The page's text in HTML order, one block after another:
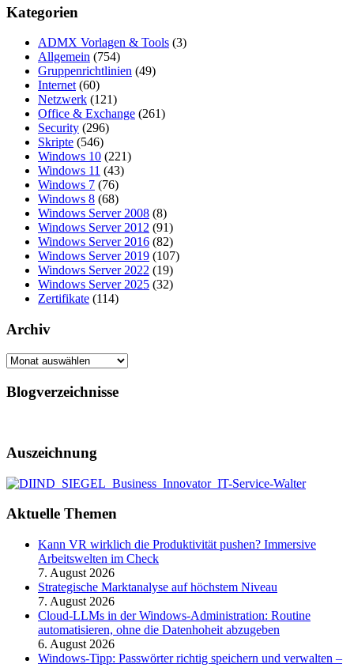
Kategorien
ADMX Vorlagen & Tools (3)
Allgemein (754)
Gruppenrichtlinien (49)
Internet(60)
Netzwerk (121)
Office & Exchange (261)
Security (296)
Skripte (546)
Windows 10 (221)
Windows 11 (43)
Windows 7 (76)
Windows 8 (68)
Windows Server 2008 (8)
Windows Server 2012 (91)
Windows Server 2016 (82)
Windows Server 2019 (107)
Windows Server 2022 (19)
Windows Server 2025 (32)
Zertifikate (114)
Archiv
Archiv
Blogverzeichnisse
Auszeichnung
Aktuelle Themen
Kann VR wirklich die Produktivität pushen? Immersive
Arbeitswelten im Check
7. August 2026
Strategische Marktanalyse auf höchstem Niveau
7. August 2026
Cloud-LLMs in der Windows-Administration: Routine
automatisieren, ohne die Datenhoheit abzugeben
6. August 2026
Windows-Tipp: Passwörter richtig speichern und verwalten –